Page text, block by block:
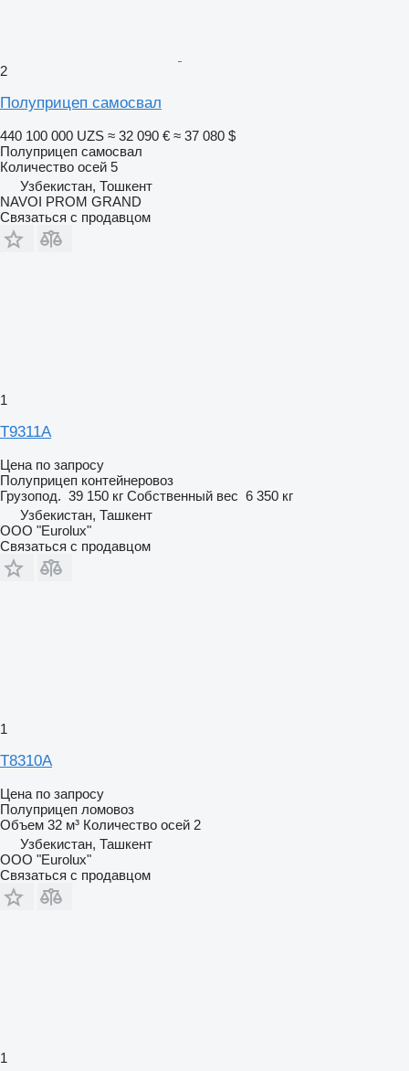
2
Полуприцеп самосвал
440 100 000 UZS ≈ 32 090 € ≈ 37 080 $
Полуприцеп самосвал
Количество осей 5
Узбекистан, Тошкент
NAVOI PROM GRAND
Связаться с продавцом
1
T9311А
Цена по запросу
Полуприцеп контейнеровоз
Грузопод. 39 150 кг Собственный вес 6 350 кг
Узбекистан, Ташкент
ООО "Eurolux"
Связаться с продавцом
1
T8310A
Цена по запросу
Полуприцеп ломовоз
Объем 32 м³ Количество осей 2
Узбекистан, Ташкент
ООО "Eurolux"
Связаться с продавцом
1